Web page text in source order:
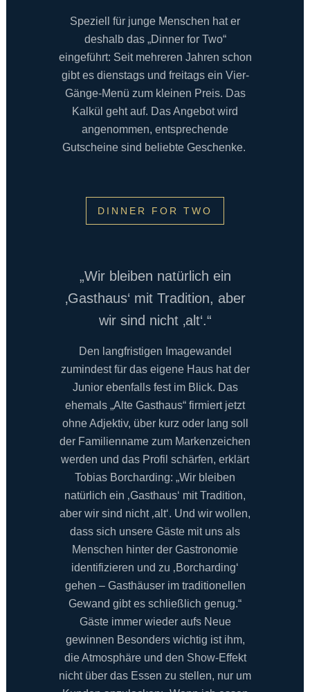
Speziell für junge Menschen hat er
deshalb das „Dinner for Two“
eingeführt: Seit mehreren Jahren schon
gibt es dienstags und freitags ein Vier-
Gänge-Menü zum kleinen Preis. Das
Kalkül geht auf. Das Angebot wird
angenommen, entsprechende
Gutscheine sind beliebte Geschenke.
DINNER FOR TWO
„Wir bleiben natürlich ein
‚Gasthaus‘ mit Tradition, aber
wir sind nicht ‚alt‘.“
Den langfristigen Imagewandel
zumindest für das eigene Haus hat der
Junior ebenfalls fest im Blick. Das
ehemals „Alte Gasthaus“ firmiert jetzt
ohne Adjektiv, über kurz oder lang soll
der Familienname zum Markenzeichen
werden und das Profil schärfen, erklärt
Tobias Borcharding: „Wir bleiben
natürlich ein ‚Gasthaus‘ mit Tradition,
aber wir sind nicht ‚alt‘. Und wir wollen,
dass sich unsere Gäste mit uns als
Menschen hinter der Gastronomie
identifizieren und zu ‚Borcharding‘
gehen – Gasthäuser im traditionellen
Gewand gibt es schließlich genug.“
Gäste immer wieder aufs Neue
gewinnen Besonders wichtig ist ihm,
die Atmosphäre und den Show-Effekt
nicht über das Essen zu stellen, nur um